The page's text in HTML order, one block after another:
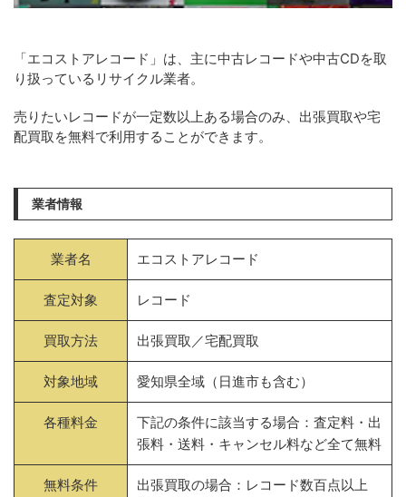
「エコストアレコード」は、主に中古レコードや中古CDを取
り扱っているリサイクル業者。
売りたいレコードが一定数以上ある場合のみ、出張買取や宅
配買取を無料で利用することができます。
業者情報
業者名 エコストアレコード
査定対象 レコード
買取方法 出張買取／宅配買取
対象地域 愛知県全域（日進市も含む）
各種料金
下記の条件に該当する場合：査定料・出
張料・送料・キャンセル料など全て無料
無料条件
出張買取の場合：レコード数百点以上